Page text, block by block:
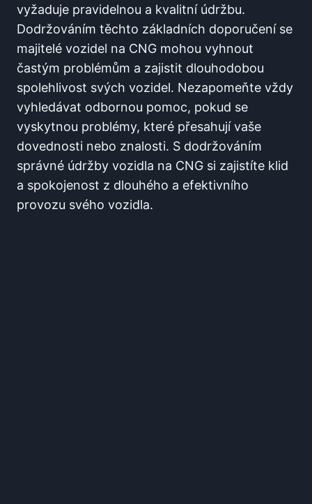
vyžaduje pravidelnou a kvalitní údržbu.
Dodržováním těchto základních doporučení se
majitelé vozidel na CNG mohou vyhnout
častým problémům a zajistit dlouhodobou
spolehlivost svých vozidel. Nezapomeňte vždy
vyhledávat odbornou pomoc, pokud se
vyskytnou problémy, které přesahují vaše
dovednosti nebo znalosti. S dodržováním
správné údržby vozidla na CNG si zajistíte klid
a spokojenost z dlouhého a efektivního
provozu svého vozidla.